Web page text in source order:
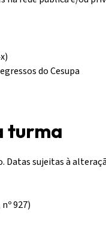
do Cesupa
turma
Datas sujeitas à
927)